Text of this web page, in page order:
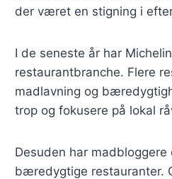
der været en stigning i
I de seneste år har
restaurantbranche. Flere
madlavning og
trop og fokusere på lokal
Desuden har
bæredygtige restauranter.